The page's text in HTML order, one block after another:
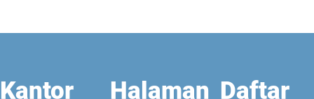
Kantor Halaman Daftar